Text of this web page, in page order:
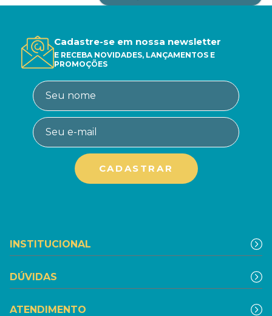
Cadastre-se em nossa newsletter
E RECEBA NOVIDADES, LANÇAMENTOS E
PROMOÇÕES
INSTITUCIONAL
DÚVIDAS
ATENDIMENTO